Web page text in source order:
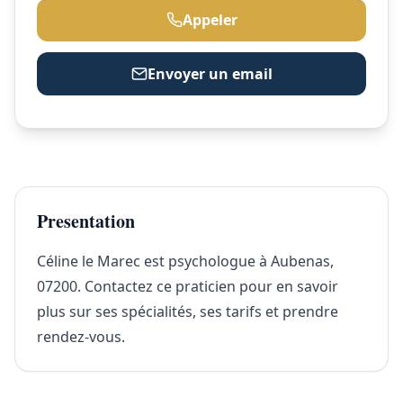
Appeler
Envoyer un email
Presentation
Céline le Marec est psychologue à Aubenas,
07200. Contactez ce praticien pour en savoir
plus sur ses spécialités, ses tarifs et prendre
rendez-vous.